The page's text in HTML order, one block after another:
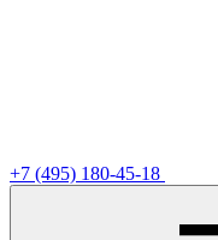
+7 (495) 180-45-18